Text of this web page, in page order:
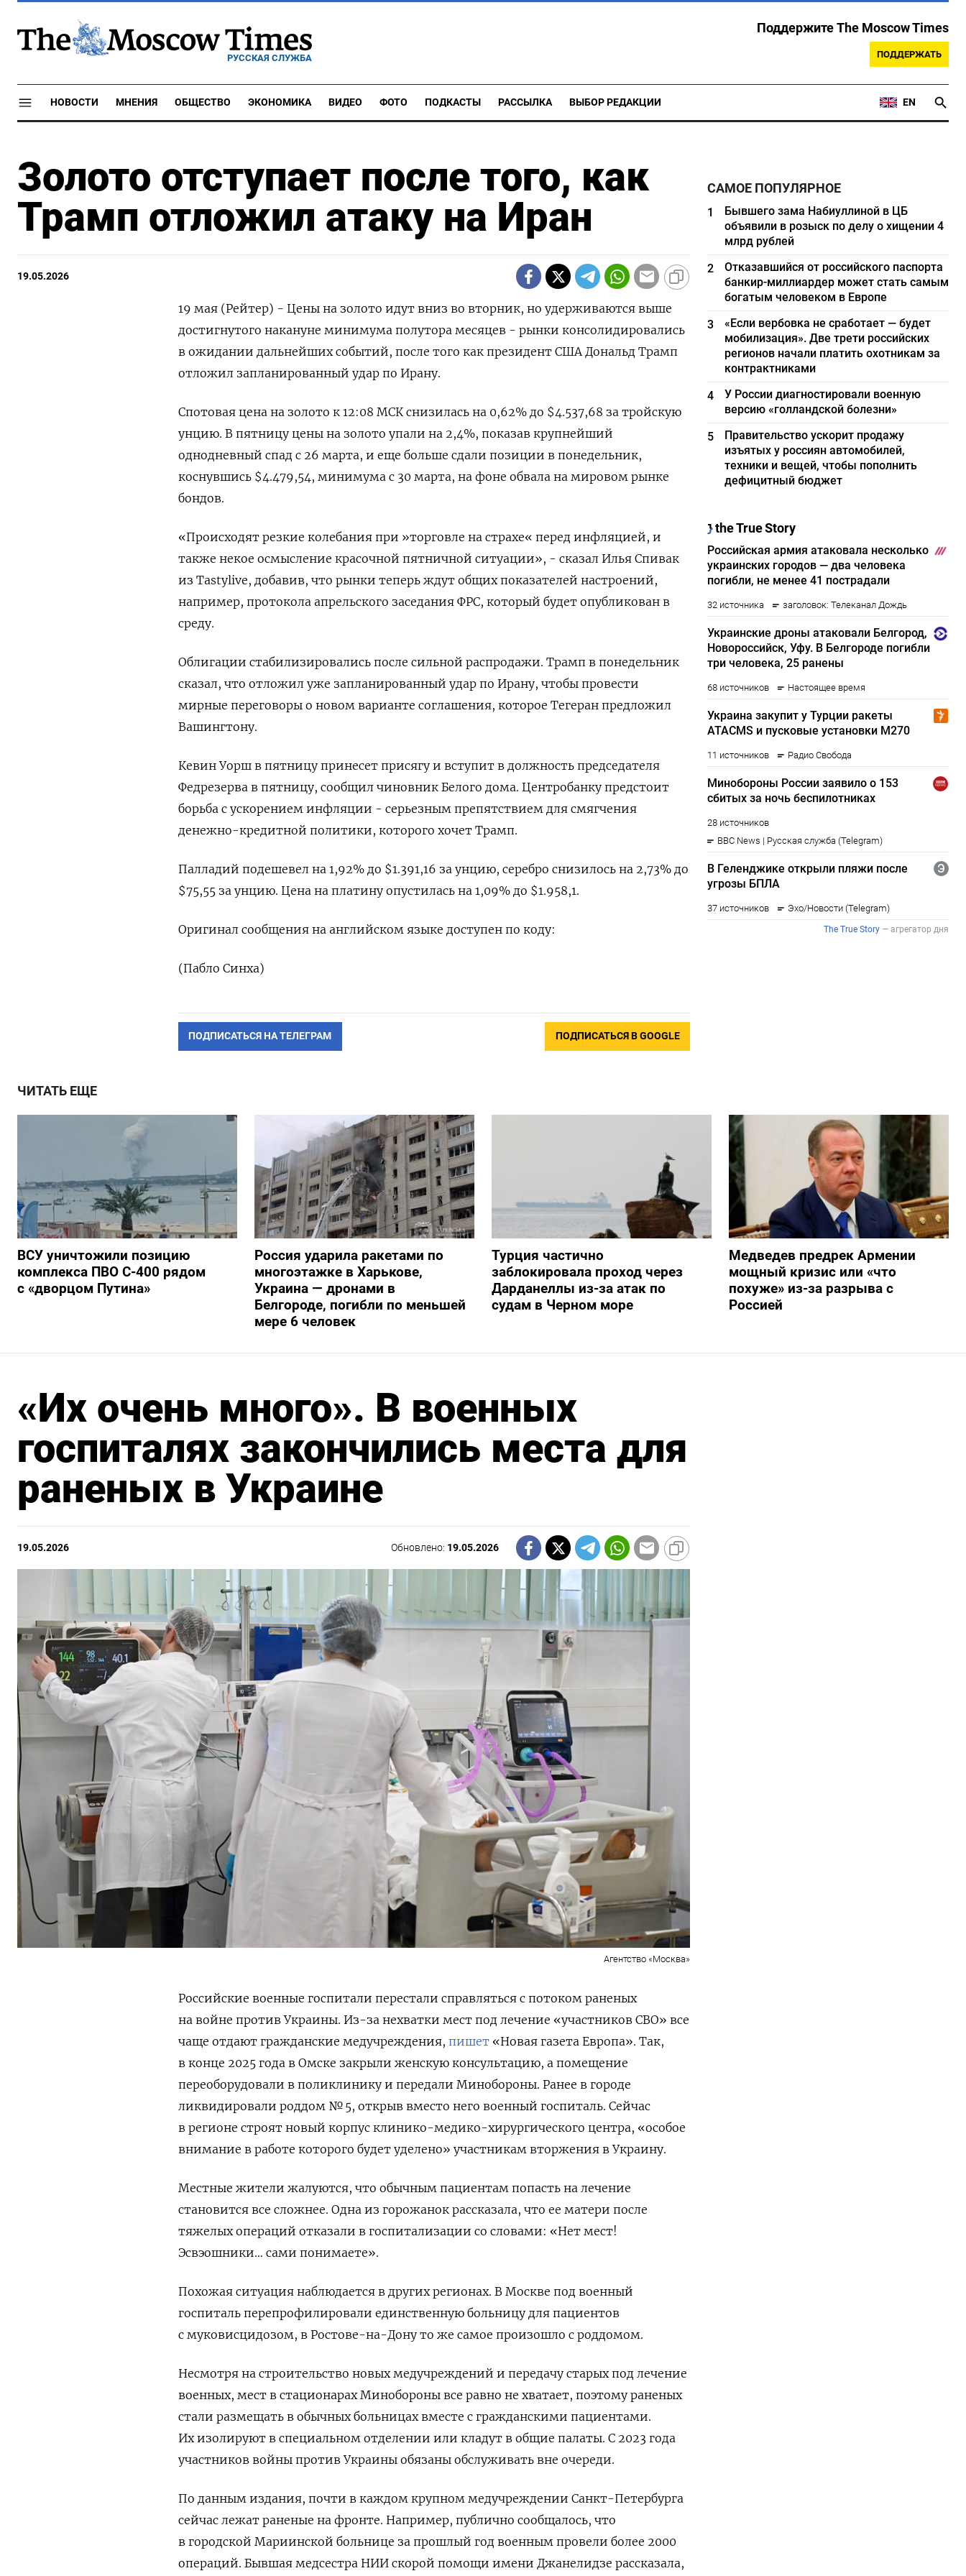
РУССКАЯ СЛУЖБА
Поддержите The Moscow Times
ПОДДЕРЖАТЬ
НОВОСТИ МНЕНИЯ ОБЩЕСТВО ЭКОНОМИКА ВИДЕО ФОТО ПОДКАСТЫ РАССЫЛКА ВЫБОР РЕДАКЦИИ EN
Золото отступает после того, как
Трамп отложил атаку на Иран
19.05.2026
19 мая (Рейтер) - Цены на золото идут вниз во вторник, но удерживаются выше
достигнутого накануне минимума полутора месяцев - рынки консолидировались
в ожидании ‌дальнейших событий, после того как президент США Дональд Трамп
отложил запланированный удар по Ирану.
Спотовая цена на золото к 12:08 ​МСК снизилась на 0,62% ​до $4.537,68 за ​тройскую
унцию. В ⁠пятницу цены на золото упали ‌на 2,4%, показав крупнейший
однодневный спад ‌с 26 марта, и еще больше сдали позиции в понедельник,
коснувшись $4.479,54, ​минимума с 30 марта, на фоне обвала ‌на мировом рынке
бондов.
«Происходят резкие колебания при »торговле на ​страхе« перед инфляцией, и
также некое осмысление красочной ‌пятничной ситуации», - сказал Илья Спивак
из Tastylive, добавив, что рынки теперь ждут общих показателей настроений,
например, ​протокола апрельского заседания ФРС, ​который будет ‌опубликован в
среду.
Облигации стабилизировались после сильной распродажи. Трамп в понедельник ​
сказал, что отложил уже запланированный удар по Ирану, чтобы провести
мирные переговоры о новом варианте соглашения, которое Тегеран предложил
Вашингтону.
Кевин Уорш в пятницу принесет присягу и вступит в должность председателя
Федрезерва в пятницу, сообщил чиновник Белого ​дома. Центробанку предстоит
⁠борьба с ускорением инфляции - серьезным препятствием для смягчения
денежно-кредитной политики, которого хочет Трамп.
Палладий ‌подешевел на 1,92% до $1.391,16 за унцию, серебро снизилось ‌на 2,73% до
$75,55 за унцию. Цена на платину опустилась ​на 1,09% до $1.958,1.
Оригинал сообщения на английском ‌языке доступен по коду:
(Пабло Синха)
ПОДПИСАТЬСЯ НА ТЕЛЕГРАМ ПОДПИСАТЬСЯ В GOOGLE
САМОЕ ПОПУЛЯРНОЕ
1
Бывшего зама Набиуллиной в ЦБ
объявили в розыск по делу о хищении 4
млрд рублей
2
Отказавшийся от российского паспорта
банкир-миллиардер может стать самым
богатым человеком в Европе
3
«Если вербовка не сработает — будет
мобилизация». Две трети российских
регионов начали платить охотникам за
контрактниками
4
У России диагностировали военную
версию «голландской болезни»
5
Правительство ускорит продажу
изъятых у россиян автомобилей,
техники и вещей, чтобы пополнить
дефицитный бюджет
ЧИТАТЬ ЕЩЕ
ВСУ уничтожили позицию
комплекса ПВО С-400 рядом
с «дворцом Путина»
Россия ударила ракетами по
многоэтажке в Харькове,
Украина — дронами в
Белгороде, погибли по меньшей
мере 6 человек
Турция частично
заблокировала проход через
Дарданеллы из-за атак по
судам в Черном море
Медведев предрек Армении
мощный кризис или «что
похуже» из-за разрыва с
Россией
«Их очень много». В военных
госпиталях закончились места для
раненых в Украине
19.05.2026 Обновлено: 19.05.2026
Агентство «Москва»
Российские военные госпитали перестали справляться с потоком раненых
на войне против Украины. Из-за нехватки мест под лечение «участников СВО» все
чаще отдают гражданские медучреждения, пишет «Новая газета Европа». Так,
в конце 2025 года в Омске закрыли женскую консультацию, а помещение
переоборудовали в поликлинику и передали Минобороны. Ранее в городе
ликвидировали роддом № 5, открыв вместо него военный госпиталь. Сейчас
в регионе строят новый корпус клинико-медико-хирургического центра, «особое
внимание в работе которого будет уделено» участникам вторжения в Украину.
Местные жители жалуются, что обычным пациентам попасть на лечение
становится все сложнее. Одна из горожанок рассказала, что ее матери после
тяжелых операций отказали в госпитализации со словами: «Нет мест!
Эсвэошники… сами понимаете».
Похожая ситуация наблюдается в других регионах. В Москве под военный
госпиталь перепрофилировали единственную больницу для пациентов
с муковисцидозом, в Ростове-на-Дону то же самое произошло с роддомом.
Несмотря на строительство новых медучреждений и передачу старых под лечение
военных, мест в стационарах Минобороны все равно не хватает, поэтому раненых
стали размещать в обычных больницах вместе с гражданскими пациентами.
Их изолируют в специальном отделении или кладут в общие палаты. С 2023 года
участников войны против Украины обязаны обслуживать вне очереди.
По данным издания, почти в каждом крупном медучреждении Санкт-Петербурга
сейчас лежат раненые на фронте. Например, публично сообщалось, что
в городской Мариинской больнице за прошлый год военным провели более 2000
операций. Бывшая медсестра НИИ скорой помощи имени Джанелидзе рассказала,